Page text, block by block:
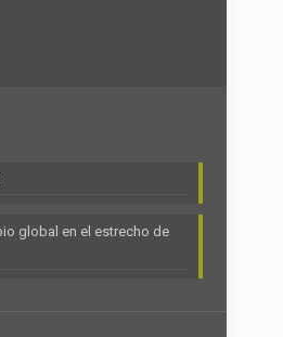
global en el estrecho de